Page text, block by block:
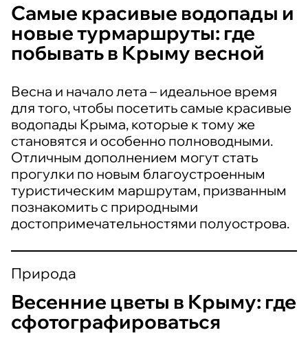
Самые красивые водопады и
новые турмаршруты: где
побывать в Крыму весной
Весна и начало лета – идеальное время
для того, чтобы посетить самые красивые
водопады Крыма, которые к тому же
становятся и особенно полноводными.
Отличным дополнением могут стать
прогулки по новым благоустроенным
туристическим маршрутам, призванным
познакомить с природными
достопримечательностями полуострова.
Природа
Весенние цветы в Крыму: где
сфотографироваться